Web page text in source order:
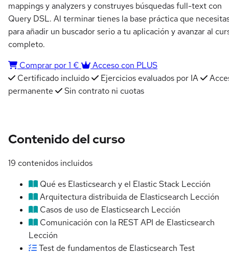
mappings y analyzers y construyes búsquedas full-text con
Query DSL. Al terminar tienes la base práctica que
para añadir un buscador serio a tu aplicación y avanzar al
completo.
Comprar por 1 €
Acceso con PLUS
Certificado incluido
Ejercicios evaluados por IA
permanente
Sin contrato ni cuotas
Contenido del curso
19 contenidos incluidos
Qué es Elasticsearch y el Elastic Stack Lección
Arquitectura distribuida de Elasticsearch Lección
Casos de uso de Elasticsearch Lección
Comunicación con la REST API de Elasticsearch
Lección
Test de fundamentos de Elasticsearch Test